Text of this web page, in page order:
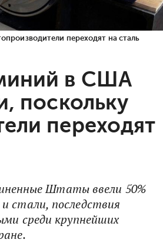
переходят на сталь
в США
поскольку
переходят
Штаты ввели 50%
стали, последствия
среди крупнейших